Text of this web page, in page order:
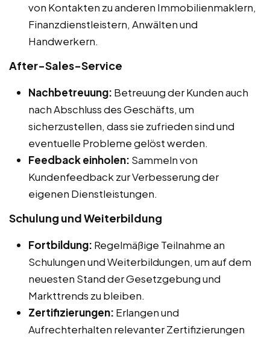
von Kontakten zu anderen Immobilienmaklern,
Finanzdienstleistern, Anwälten und
Handwerkern.
After-Sales-Service
Nachbetreuung: Betreuung der Kunden auch
nach Abschluss des Geschäfts, um
sicherzustellen, dass sie zufrieden sind und
eventuelle Probleme gelöst werden.
Feedback einholen: Sammeln von
Kundenfeedback zur Verbesserung der
eigenen Dienstleistungen.
Schulung und Weiterbildung
Fortbildung: Regelmäßige Teilnahme an
Schulungen und Weiterbildungen, um auf dem
neuesten Stand der Gesetzgebung und
Markttrends zu bleiben.
Zertifizierungen: Erlangen und
Aufrechterhalten relevanter Zertifizierungen